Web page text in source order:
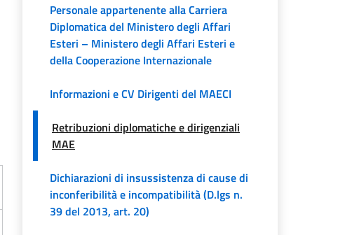
Personale appartenente alla Carriera
Diplomatica del Ministero degli Affari
Esteri – Ministero degli Affari Esteri e
della Cooperazione Internazionale
Informazioni e CV Dirigenti del MAECI
Retribuzioni diplomatiche e dirigenziali
MAE
Dichiarazioni di insussistenza di cause di
inconferibilità e incompatibilità (D.lgs n.
39 del 2013, art. 20)